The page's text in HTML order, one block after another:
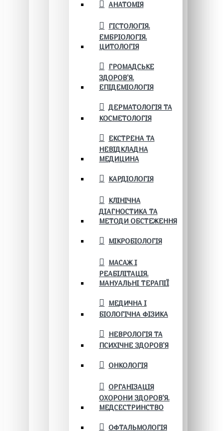
АНАТОМІЯ
ГІСТОЛОГІЯ.
ЕМБРІОЛОГІЯ.
ЦИТОЛОГІЯ
ГРОМАДСЬКЕ
ЗДОРОВ’Я.
ЕПІДЕМІОЛОГІЯ
ДЕРМАТОЛОГІЯ ТА
КОСМЕТОЛОГІЯ
ЕКСТРЕНА ТА
НЕВІДКЛАДНА
МЕДИЦИНА
КАРДІОЛОГІЯ
КЛІНІЧНА
ДІАГНОСТИКА ТА
МЕТОДИ ОБСТЕЖЕННЯ
МІКРОБІОЛОГІЯ
МАСАЖ І
РЕАБІЛІТАЦІЯ.
МАНУАЛЬНІ ТЕРАПІЇ
МЕДИЧНА І
БІОЛОГІЧНА ФІЗИКА
НЕВРОЛОГІЯ ТА
ПСИХІЧНЕ ЗДОРОВ’Я
ОНКОЛОГІЯ
ОРГАНІЗАЦІЯ
ОХОРОНИ ЗДОРОВ'Я.
МЕДСЕСТРИНСТВО
ОФТАЛЬМОЛОГІЯ